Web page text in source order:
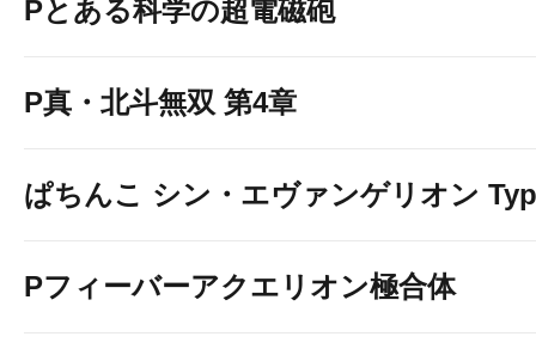
Pとある科学の超電磁砲
P真・北斗無双 第4章
ぱちんこ シン・エヴァンゲリオン
Pフィーバーアクエリオン極合体